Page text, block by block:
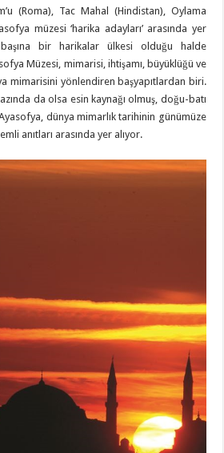
(Roma), Tac Mahal (Hindistan), Oylama
müzesi ‘harika adayları’ arasında yer
başına bir harikalar ülkesi olduğu halde
Müzesi, mimarisi, ihtişamı, büyüklüğü ve
mimarisini yönlendiren başyapıtlardan biri.
da olsa esin kaynağı olmuş, doğu-batı
dünya mimarlık tarihinin günümüze
anıtları arasında yer alıyor.